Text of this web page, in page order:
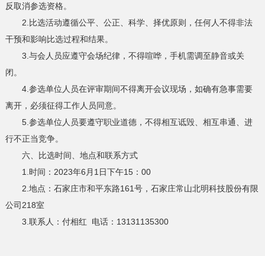
反取消参选资格。
2.比选活动遵循公平、公正、科学、择优原则，任何人不得非法
干预和影响比选过程和结果。
3.与会人员应遵守会场纪律，不得喧哗，手机需调至静音或关
闭。
4.参选单位人员在评审期间不得离开会议现场，如确有急事需要
离开，必须征得工作人员同意。
5.参选单位人员要遵守职业道德，不得相互诋毁、相互串通、进
行不正当竞争。
六、比选时间、地点和联系方式
1.时间：2023年6月1日下午15：00
2.地点：石家庄市和平东路161号，石家庄常山北明科技股份有限
公司218室
3.联系人：付相红 电话：13131135300